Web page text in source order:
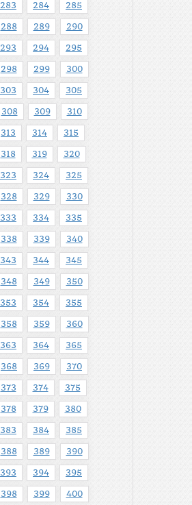
283 284 285
288 289 290
293 294 295
298 299 300
303 304 305
308 309 310
313 314 315
318 319 320
323 324 325
328 329 330
333 334 335
338 339 340
343 344 345
348 349 350
353 354 355
358 359 360
363 364 365
368 369 370
373 374 375
378 379 380
383 384 385
388 389 390
393 394 395
398 399 400